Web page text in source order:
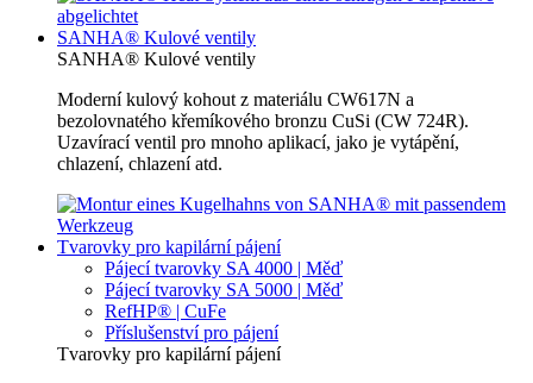
SANHA® Kulové ventily
SANHA® Kulové ventily
Moderní kulový kohout z materiálu CW617N a
bezolovnatého křemíkového bronzu CuSi (CW 724R).
Uzavírací ventil pro mnoho aplikací, jako je vytápění,
chlazení, chlazení atd.
Tvarovky pro kapilární pájení
Pájecí tvarovky SA 4000 | Měď
Pájecí tvarovky SA 5000 | Měď
RefHP® | CuFe
Příslušenství pro pájení
Tvarovky pro kapilární pájení